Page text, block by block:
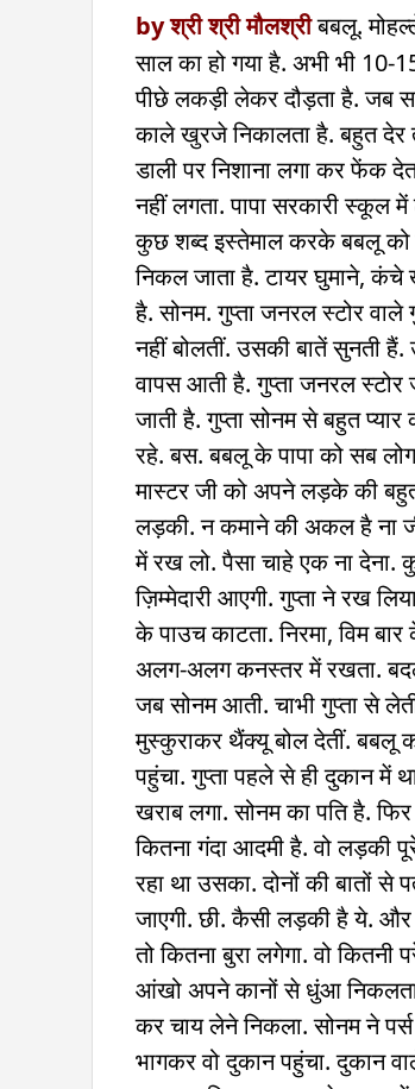
by श्री श्री मौलश्रीबबलू.
साल का हो गया है. अभी भी
पीछे लकड़ी लेकर दौड़ता है. जब
काले खुरजे निकालता है. बहुत देर
डाली पर निशाना लगा कर फेंक
नहीं लगता. पापा सरकारी स्कूल
कुछ शब्द इस्तेमाल करके बबलू को
निकल जाता है. टायर घुमाने,
है. सोनम. गुप्ता जनरल स्टोर
नहीं बोलतीं. उसकी बातें सुनती
वापस आती है. गुप्ता जनरल स्टोर
जाती है. गुप्ता सोनम से बहुत
रहे. बस. बबलू के पापा को सब
मास्टर जी को अपने लड़के की बहुत
लड़की. न कमाने की अकल है ना
में रख लो. पैसा चाहे एक ना देना.
ज़िम्मेदारी आएगी. गुप्ता ने रख
के पाउच काटता. निरमा, विम
अलग-अलग कनस्तर में रखता.
जब सोनम आती. चाभी गुप्ता से
मुस्कुराकर थैंक्यू बोल देतीं. बबलू
पहुंचा. गुप्ता पहले से ही दुकान
खराब लगा. सोनम का पति है.
कितना गंदा आदमी है. वो लड़की
रहा था उसका. दोनों की बातों
जाएगी. छी. कैसी लड़की है ये.
तो कितना बुरा लगेगा. वो
आंखो अपने कानों से धुंआ निकलता
कर चाय लेने निकला. सोनम ने
भागकर वो दुकान पहुंचा. दुकान